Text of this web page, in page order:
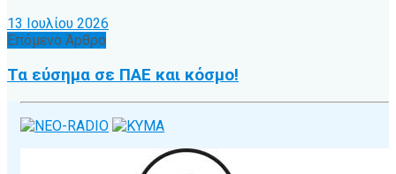
13 Ιουλίου 2026
Επόμενο Άρθρο
Τα εύσημα σε ΠΑΕ και κόσμο!